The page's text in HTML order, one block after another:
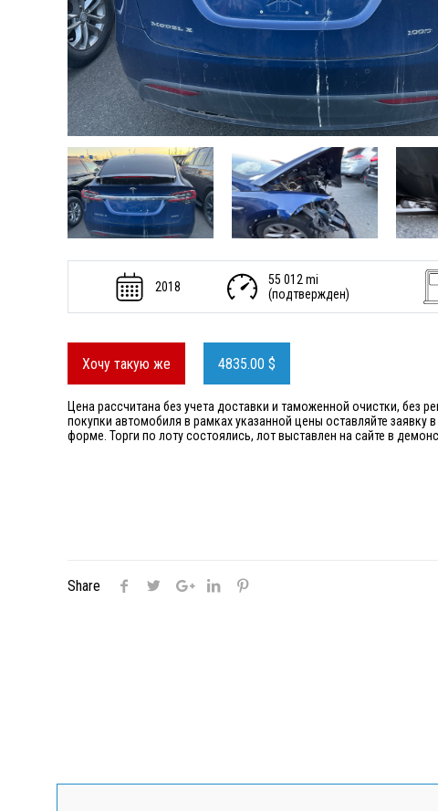
2018
55 012 mi
(подтвержден)
Хочу такую же 4835.00 $
Цена рассчитана без учета доставки и таможенной очистки, без
покупки автомобиля в рамках указанной цены оставляйте заявку
форме. Торги по лоту состоялись, лот выставлен на сайте в
Share